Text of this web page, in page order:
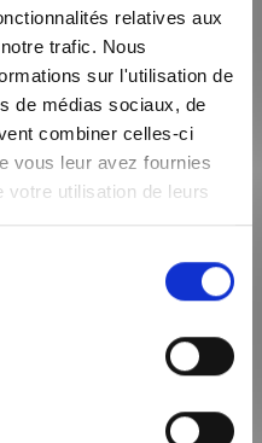
relatives aux
trafic. Nous
sur l'utilisation de
de médias sociaux, de
combiner celles-ci
vous leur avez fournies
votre utilisation de leurs
(loyer de base à ne pas